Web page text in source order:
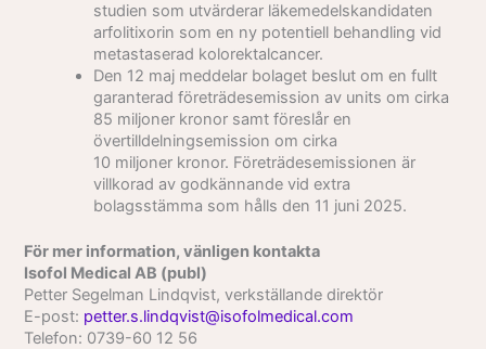
studien som utvärderar läkemedelskandidaten
arfolitixorin som en ny potentiell behandling vid
metastaserad kolorektalcancer.
Den 12 maj meddelar bolaget beslut om en fullt
garanterad företrädesemission av units om cirka
85 miljoner kronor samt föreslår en
övertilldelningsemission om cirka
10 miljoner kronor. Företrädesemissionen är
villkorad av godkännande vid extra
bolagsstämma som hålls den 11 juni 2025.
För mer information, vänligen kontakta
Isofol Medical AB (publ)
Petter Segelman Lindqvist, verkställande direktör
E-post: petter.s.lindqvist@isofolmedical.com
Telefon: 0739-60 12 56